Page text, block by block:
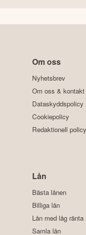
Om oss
Nyhetsbrev
Om oss & kontakt
Dataskyddspolicy
Cookiepolicy
Redaktionell policy
Lån
Bästa lånen
Billiga lån
Lån med låg ränta
Samla lån